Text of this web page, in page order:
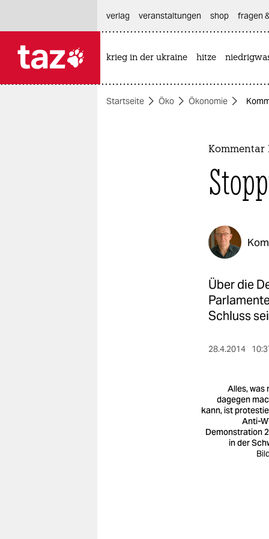
themen
verlag
veranstaltungen shop fragen
krieg in der ukraine hitze
Startseite Öko Ökonomie
Über die
Schluss
28.4.2014
Alles, was
dagegen
kann, ist
Anti-
Demonstration
in der